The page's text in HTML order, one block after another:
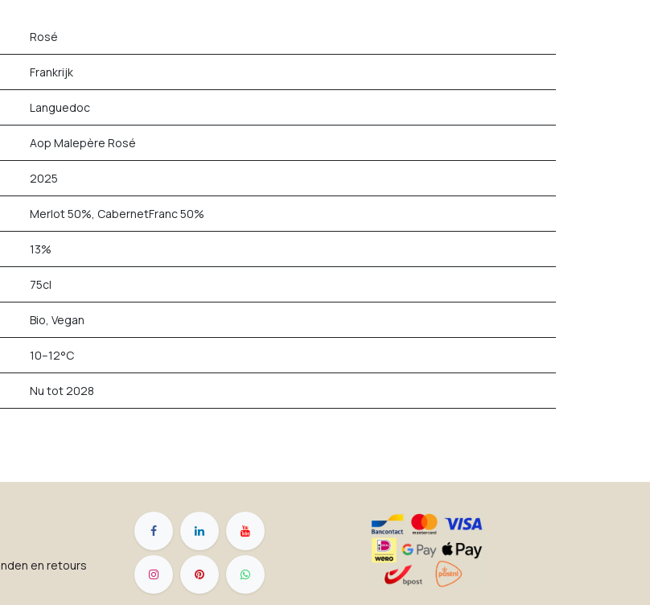
Rosé
Frankrijk
Languedoc
Aop Malepère Rosé
2025
Merlot 50%, CabernetFranc 50%
13%
75cl
Bio, Vegan
10–12°C
Nu tot 2028
en retours